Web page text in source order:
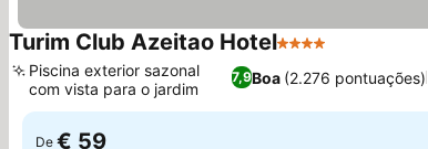
Turim Club Azeitao Hotel4 Estrelas
7,9Boa (2.276 pontuações)
Piscina exterior sazonal
com vista para o jardim
De € 59